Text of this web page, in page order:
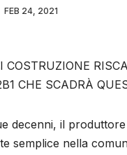
FEB 24, 2021
COSTRUZIONE
CHE SCADRÀ
decenni, il
semplice nella